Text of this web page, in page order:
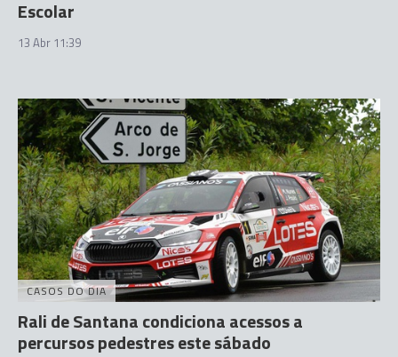
Escolar
13 Abr 11:39
CASOS DO DIA
Rali de Santana condiciona acessos a
percursos pedestres este sábado